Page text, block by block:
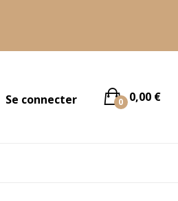
Se connecter 0,00 €
0